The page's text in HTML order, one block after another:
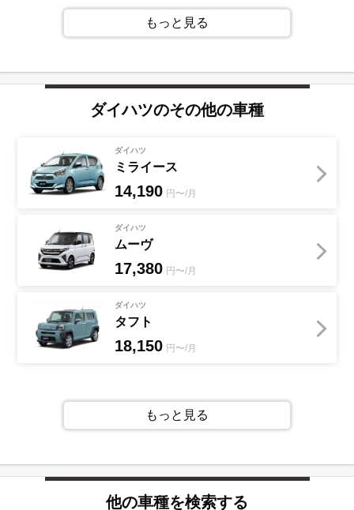
もっと見る
ダイハツのその他の車種
ダイハツ
ミライース
14,190 円〜/月
ダイハツ
ムーヴ
17,380 円〜/月
ダイハツ
タフト
18,150 円〜/月
もっと見る
他の車種を検索する